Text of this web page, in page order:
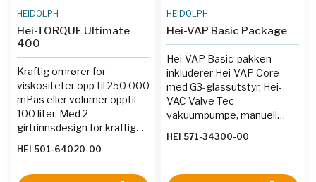
HEIDOLPH
Hei-TORQUE Ultimate
400
Kraftig omrører for
viskositeter opp til 250 000
mPas eller volumer opptil
100 liter. Med 2-
girtrinnsdesign for kraftig
ramp-programmering, USB
HEI 501-64020-00
HEIDOLPH
Hei-VAP Basic Package
Hei-VAP Basic-pakken
inkluderer Hei-VAP Core
med G3-glassutstyr, Hei-
VAC Valve Tec
vakuumpumpe, manuell
rørsett.
HEI 571-34300-00